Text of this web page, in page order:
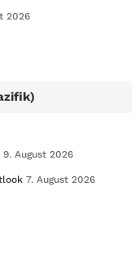
2026
9. August 2026
7. August 2026